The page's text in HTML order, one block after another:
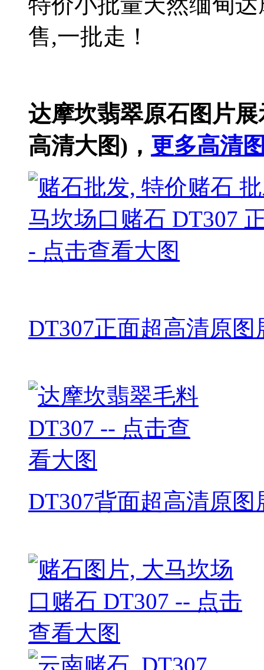
售,一批走！
达摩坎翡翠原石图片
高清大图)， 更多高清
DT307正面超高清原图
DT307背面超高清原图